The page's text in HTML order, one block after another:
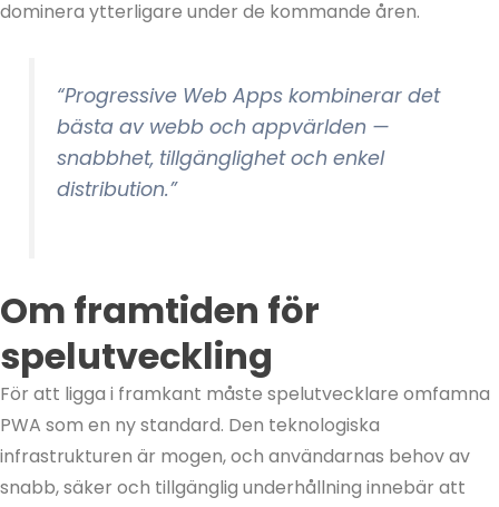
dominera ytterligare under de kommande åren.
“Progressive Web Apps kombinerar det
bästa av webb och appvärlden —
snabbhet, tillgänglighet och enkel
distribution.”
Om framtiden för
spelutveckling
För att ligga i framkant måste spelutvecklare omfamna
PWA som en ny standard. Den teknologiska
infrastrukturen är mogen, och användarnas behov av
snabb, säker och tillgänglig underhållning innebär att